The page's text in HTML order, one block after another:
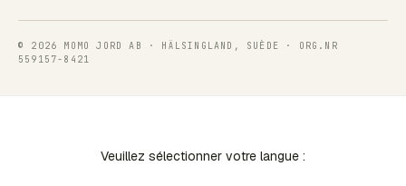
© 2026 MOMO JORD AB · HÄLSINGLAND, SUÈDE · ORG.NR
559157-8421
Veuillez sélectionner votre langue :